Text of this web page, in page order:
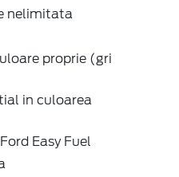
nelimitata
proprie (gri
in culoarea
Easy Fuel